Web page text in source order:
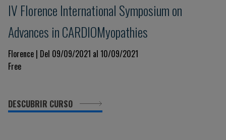
IV Florence International Symposium on
Advances in CARDIOMyopathies
Florence | Del 09/09/2021 al 10/09/2021
Free
DESCUBRIR CURSO